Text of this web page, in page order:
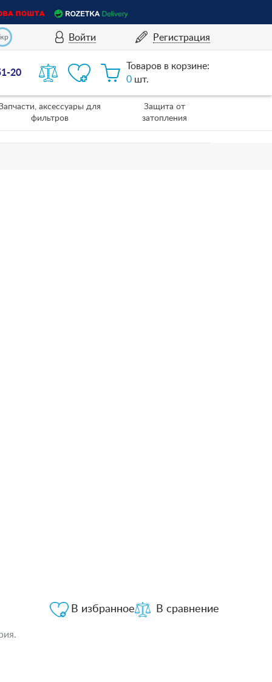
Войти Регистрация
20
Товаров в корзине:
0 шт.
аксессуары для
фильтров
Защита от
затопления
В сравнение
В избранное